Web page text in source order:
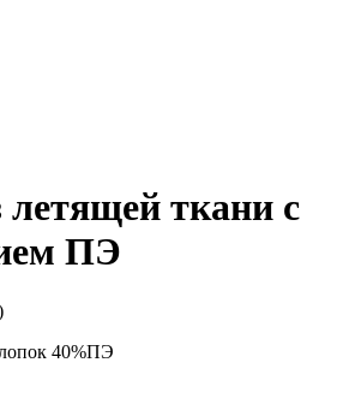
летящей ткани с
ПЭ
40%ПЭ